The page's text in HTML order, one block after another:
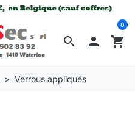
search  shopping_cart
0
Verrous appliqués